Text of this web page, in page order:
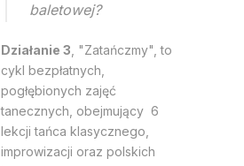
baletowej?
Działanie 3 , "Zatańczmy", to
cykl bezpłatnych,
pogłębionych zajęć
tanecznych, obejmujący 6
lekcji tańca klasycznego,
improwizacji oraz polskich